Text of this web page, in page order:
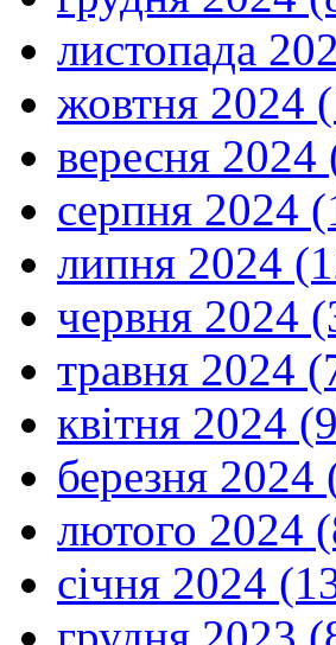
листопада
жовтня 2024
вересня 2024
серпня 2024
липня 2024
червня 2024
травня 2024
квітня 2024
березня 2024
лютого 2024
січня 2024